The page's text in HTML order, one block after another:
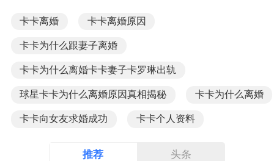
卡卡离婚 卡卡离婚原因
卡卡为什么跟妻子离婚
卡卡为什么离婚卡卡妻子卡罗琳出轨
球星卡卡为什么离婚原因真相揭秘 卡卡为什么离婚
卡卡向女友求婚成功 卡卡个人资料
推荐 头条